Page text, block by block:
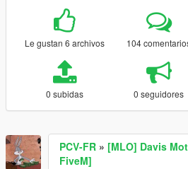
Le gustan 6 archivos 104
0 subidas 0 seguidores
PCV-FR » [MLO] Davis
FiveM]